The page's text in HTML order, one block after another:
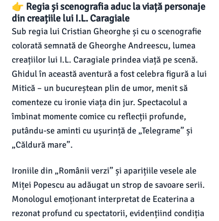
👉 Regia și scenografia aduc la viață personaje
din creațiile lui I.L. Caragiale
Sub regia lui Cristian Gheorghe și cu o scenografie
colorată semnată de Gheorghe Andreescu, lumea
creațiilor lui I.L. Caragiale prindea viață pe scenă.
Ghidul în această aventură a fost celebra figură a lui
Mitică – un bucureștean plin de umor, menit să
comenteze cu ironie viața din jur. Spectacolul a
îmbinat momente comice cu reflecții profunde,
putându-se aminti cu ușurință de „Telegrame” și
„Căldură mare”.
Ironiile din „Românii verzi” și aparițiile vesele ale
Miței Popescu au adăugat un strop de savoare serii.
Monologul emoționant interpretat de Ecaterina a
rezonat profund cu spectatorii, evidențiind condiția